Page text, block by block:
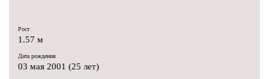
Рост
1.57 м
Дата рождения
03 мая 2001 (25 лет)